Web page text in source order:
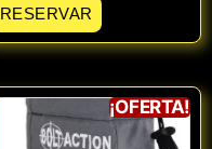
RESERVAR
¡OFERTA!